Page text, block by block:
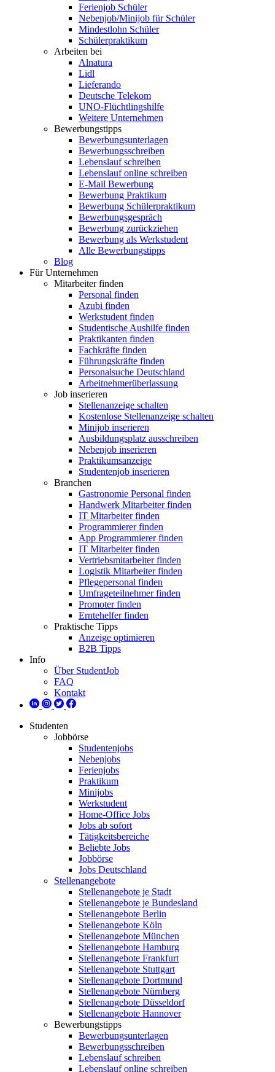
Ferienjob Schüler
Nebenjob/Minijob für Schüler
Mindestlohn Schüler
Schülerpraktikum
Arbeiten bei
Alnatura
Lidl
Lieferando
Deutsche Telekom
UNO-Flüchtlingshilfe
Weitere Unternehmen
Bewerbungstipps
Bewerbungsunterlagen
Bewerbungsschreiben
Lebenslauf schreiben
Lebenslauf online schreiben
E-Mail Bewerbung
Bewerbung Praktikum
Bewerbung Schülerpraktikum
Bewerbungsgespräch
Bewerbung zurückziehen
Bewerbung als Werkstudent
Alle Bewerbungstipps
Blog
Für Unternehmen
Mitarbeiter finden
Personal finden
Azubi finden
Werkstudent finden
Studentische Aushilfe finden
Praktikanten finden
Fachkräfte finden
Führungskräfte finden
Personalsuche Deutschland
Arbeitnehmerüberlassung
Job inserieren
Stellenanzeige schalten
Kostenlose Stellenanzeige schalten
Minijob inserieren
Ausbildungsplatz ausschreiben
Nebenjob inserieren
Praktikumsanzeige
Studentenjob inserieren
Branchen
Gastronomie Personal finden
Handwerk Mitarbeiter finden
IT Mitarbeiter finden
Programmierer finden
App Programmierer finden
IT Mitarbeiter finden
Vertriebsmitarbeiter finden
Logistik Mitarbeiter finden
Pflegepersonal finden
Umfrageteilnehmer finden
Promoter finden
Erntehelfer finden
Praktische Tipps
Anzeige optimieren
B2B Tipps
Info
Über StudentJob
FAQ
Kontakt
Studenten
Jobbörse
Studentenjobs
Nebenjobs
Ferienjobs
Praktikum
Minijobs
Werkstudent
Home-Office Jobs
Jobs ab sofort
Tätigkeitsbereiche
Beliebte Jobs
Jobbörse
Jobs Deutschland
Stellenangebote
Stellenangebote je Stadt
Stellenangebote je Bundesland
Stellenangebote Berlin
Stellenangebote Köln
Stellenangebote München
Stellenangebote Hamburg
Stellenangebote Frankfurt
Stellenangebote Stuttgart
Stellenangebote Dortmund
Stellenangebote Nürnberg
Stellenangebote Düsseldorf
Stellenangebote Hannover
Bewerbungstipps
Bewerbungsunterlagen
Bewerbungsschreiben
Lebenslauf schreiben
Lebenslauf online schreiben